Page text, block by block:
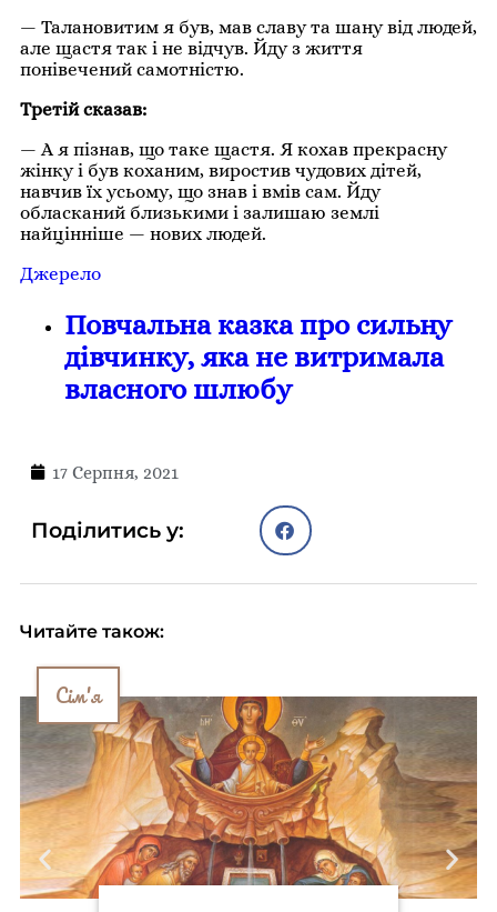
— Талановитим я був, мав славу та шану від людей,
але щастя так і не відчув. Йду з життя
понівечений самотністю.
Третій сказав:
— А я пізнав, що таке щастя. Я кохав прекрасну
жінку і був коханим, виростив чудових дітей,
навчив їх усьому, що знав і вмів сам. Йду
обласканий близькими і залишаю землі
найцінніше — нових людей.
Джерело
Повчальна казка про сильну
дівчинку, яка не витримала
власного шлюбу
17 Серпня, 2021
Поділитись у:
Читайте також:
Сім'я